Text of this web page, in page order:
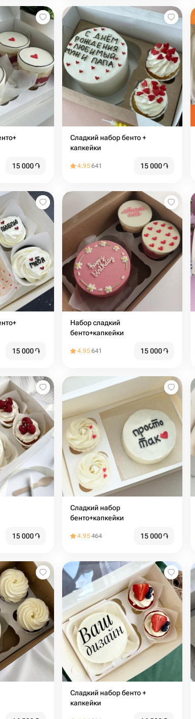
15 000֏
Сладкий набор бенто +
капкейки
4.95641 15 000֏
15 000֏
Набор сладкий
бенто+капкейки
4.95641 15 000֏
15 000֏
Сладкий набор
бенто+капкейки
4.95464 15 000֏
Сладкий набор бенто +
капкейки